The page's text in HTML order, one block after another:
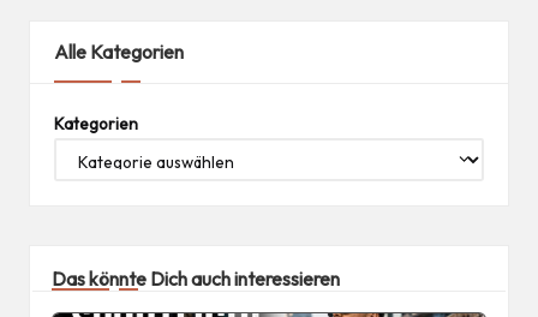
Alle Kategorien
Kategorien
Das könnte Dich auch interessieren